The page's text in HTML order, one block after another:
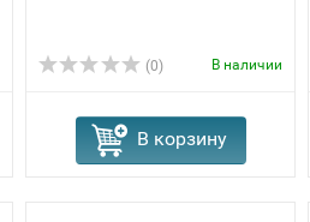
(0) В наличии
В корзину